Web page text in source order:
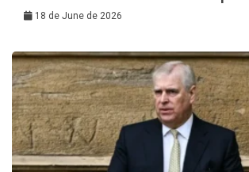
18 de June de 2026